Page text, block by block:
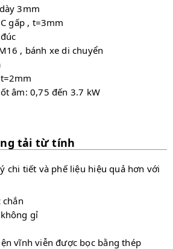
3mm
gấp , t=3mm
, bánh xe di chuyển
âm: 0,75 đến 3.7 kW
tải từ tính
chi tiết và phế liệu hiệu quả hơn với
chắn
gỉ
vĩnh viễn được bọc bằng thép